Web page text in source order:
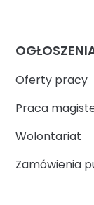
Oferty pracy
Praca
Wolontariat
Zamówienia